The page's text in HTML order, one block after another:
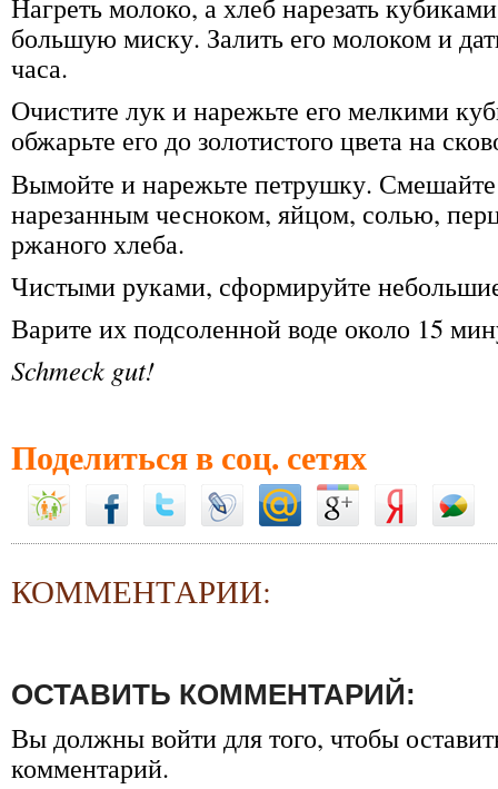
большую миску. Залить его молоком и
часа.
Очистите лук и нарежьте его мелкими
обжарьте его до золотистого цвета на
Вымойте и нарежьте петрушку.
нарезанным чесноком, яйцом, солью,
ржаного хлеба.
Чистыми руками, сформируйте
Варите их подсоленной воде около 15
Schmeck gut!
Поделиться в соц. сетях
КОММЕНТАРИИ:
ОСТАВИТЬ КОММЕНТАРИЙ:
Вы должнывойтидля того, чтобы
комментарий.